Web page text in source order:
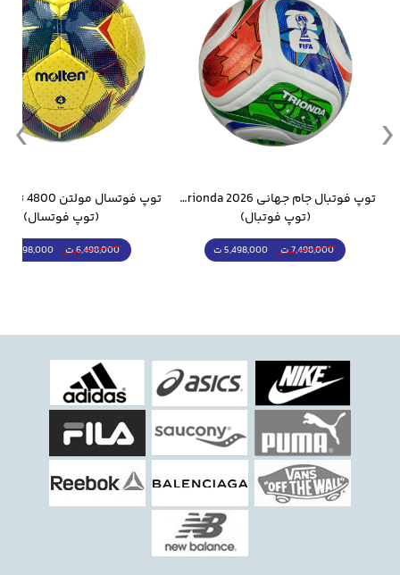
توپ فوتبال جام جهانی 2026 Trionda مشابه اورجینال
(توپ فوتبال)
7,498,000 ت 5,498,000 ت
(توپ فوتسال)
6,498,000 ت 5,298,000 ت